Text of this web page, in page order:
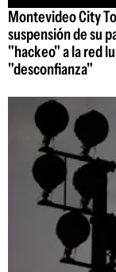
Montevideo City
suspensión de su
"hackeo" a la red
"desconfianza"